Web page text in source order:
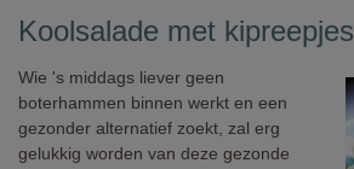
Koolsalade met kipreepjes
Wie 's middags liever geen
boterhammen binnen werkt en een
gezonder alternatief zoekt, zal erg
gelukkig worden van deze gezonde